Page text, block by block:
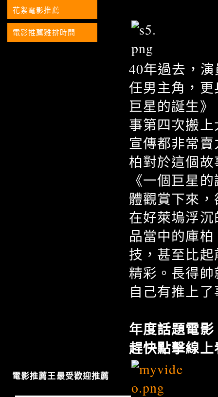
40年過去，
任男主角，
巨星的誕生
事第四次搬
宣傳都非常
柏對於這個
《一個巨星
體觀賞下來
在好萊塢浮
品當中的庫
技，甚至比
精彩。長得
自己有推上
年度話題電
趕快點擊線
花絮電影推薦
電影推薦雞排時間
電影推薦王最受歡迎推薦